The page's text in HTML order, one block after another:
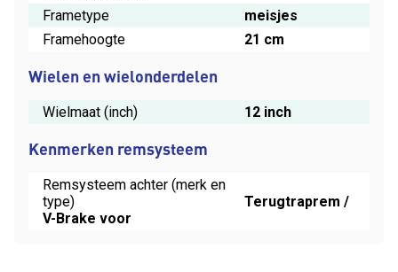
Frametype
meisjes
Framehoogte
21 cm
Wielen en wielonderdelen
Wielmaat (inch) 12 inch
Kenmerken remsysteem
Remsysteem achter (merk en
type)
Terugtraprem /
V-Brake voor